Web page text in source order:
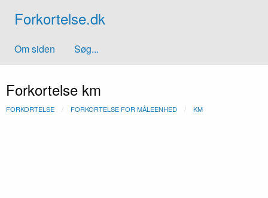
Forkortelse.dk
Om siden Søg...
Forkortelse km
FORKORTELSE FORKORTELSE FOR MÅLEENHED KM